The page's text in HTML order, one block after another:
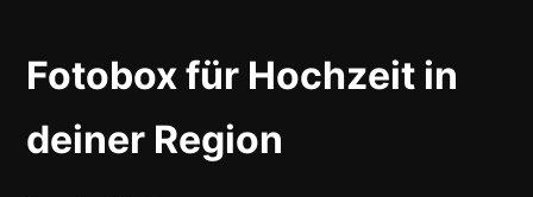
Fotobox für Hochzeit in
deiner Region